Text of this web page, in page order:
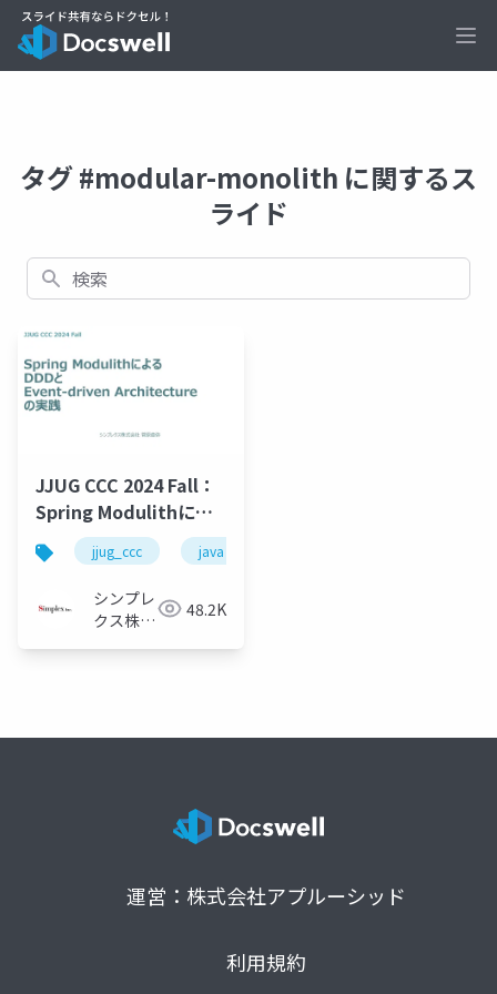
タグ #modular-monolith に関するス
ライド
検索
JJUG CCC 2024 Fall：
Spring Modulithによ
るDDDとEvent-driven
Architectureの実践
jjug_ccc java
シンプレ
クス株式
48.2K
運営：株式会社アプルーシッド
利用規約